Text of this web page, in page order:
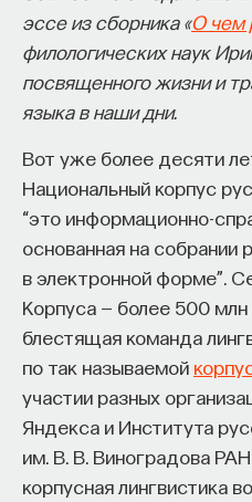
эссе из сборника «О чем
филологических наук
посвященного жизни и
языка в наши дни.
Вот уже более десяти
Национальный корпус
“это информационно-
основанная на собрании
в электронной форме”.
Корпуса — более 500 млн
блестящая команда
по так называемой
участии разных
Яндекса и Института
им. В. В. Виноградова
корпусная лингвистика
восполнялись и мы
Ответы на эти и другие
записавшись на курс
Пройдя этот курс, вы
— Лучше понимать,
во сне
— Заботиться о
— Определять,
улучшить свой сон
— Использовать
терапию и другие
сна
казалось бы, история
любопытный текст. Это
текст с условной датой.
временных лет» в
подавляющего
Собственно говоря,
своем начинаются с
Это условное название,
строчкам в
«Се повести времяньных
Руская зем[л]я, кто въ
и откуду Руская земля
К сожалению, даже само
ясное, не говоря уже о
«Повесть» охватывает